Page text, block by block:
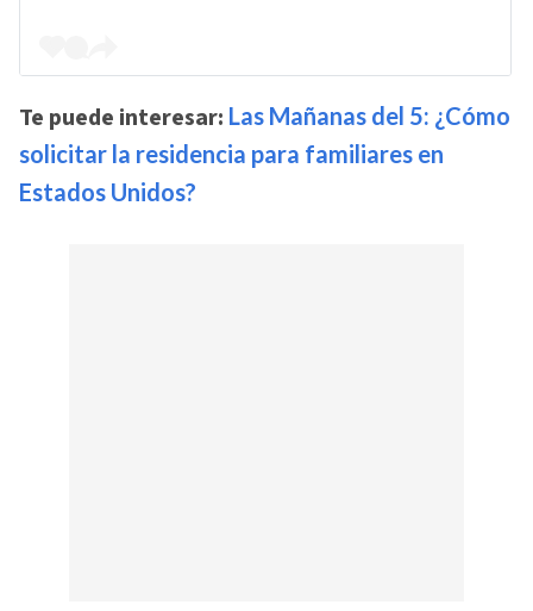
Te puede interesar: Las Mañanas del 5: ¿Cómo
solicitar la residencia para familiares en
Estados Unidos?